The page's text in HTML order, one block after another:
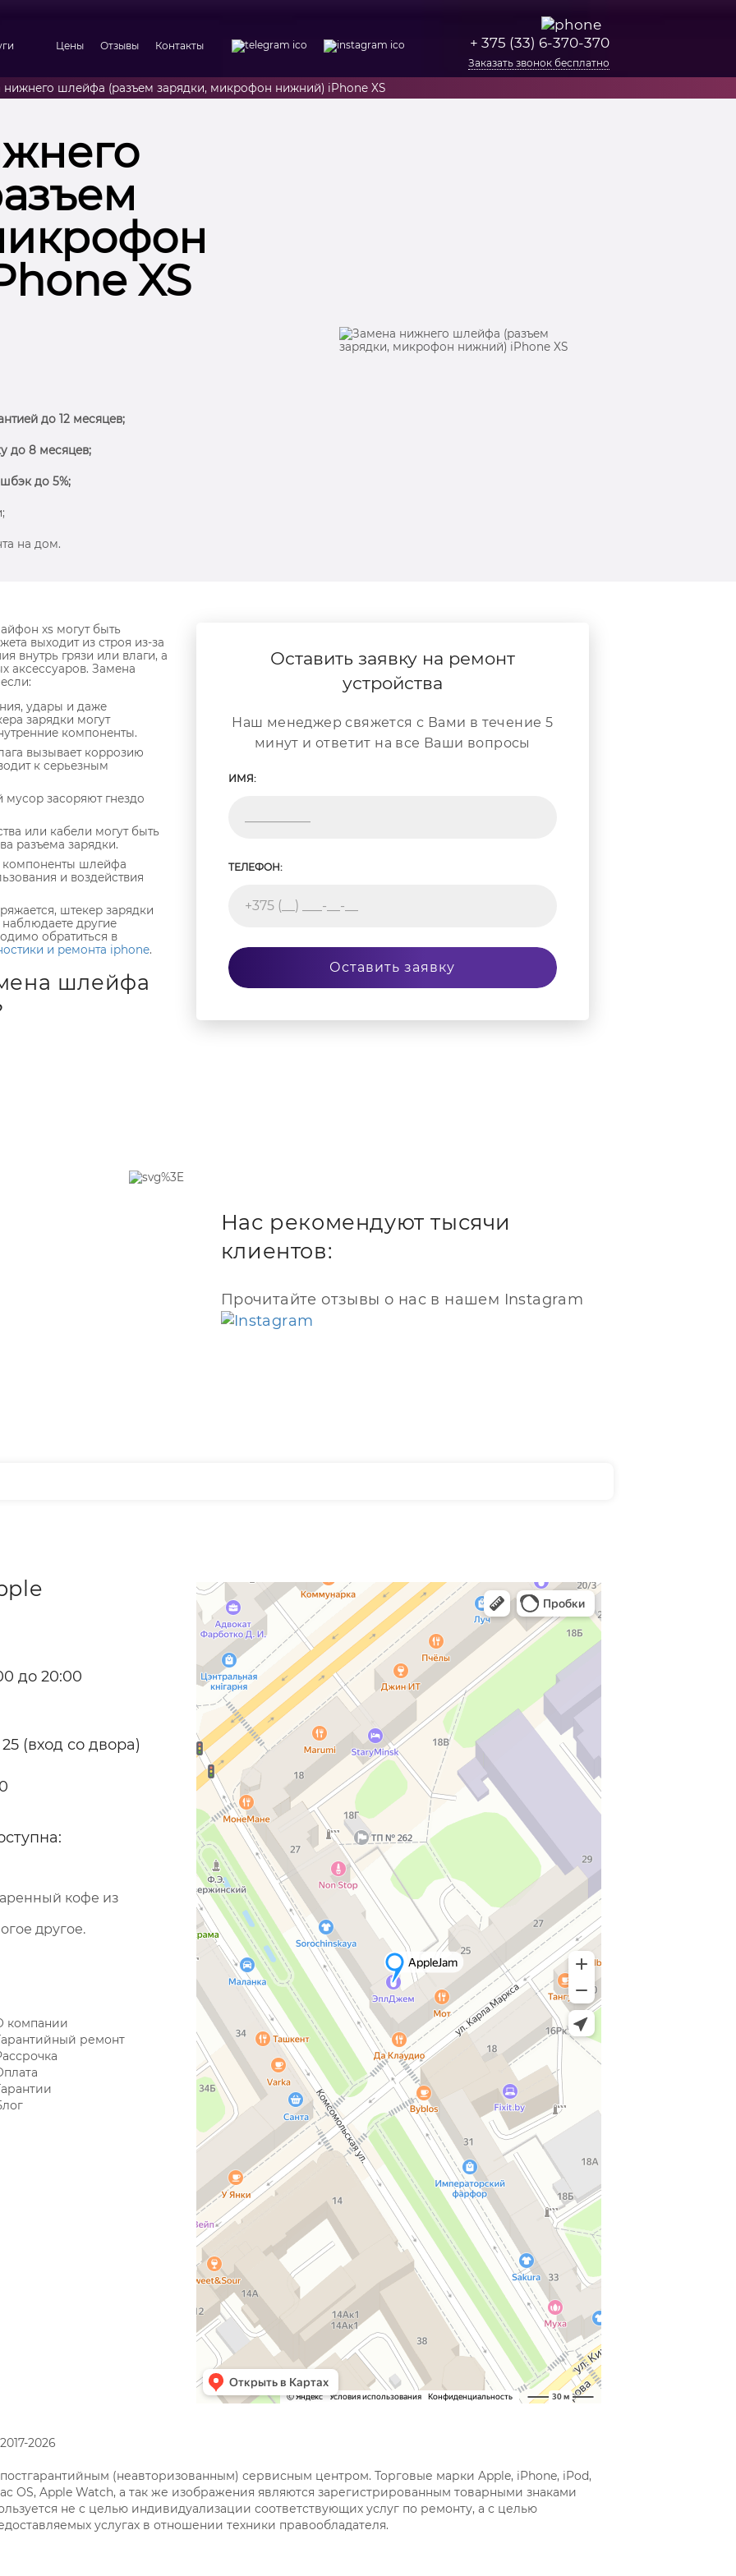
Цены Отзывы Контакты + 375 (33) 6-370-370
Заказать звонок бесплатно
нижнего шлейфа (разъем зарядки, микрофон нижний) iPhone XS
XS
до 12 месяцев;
до 8 месяцев;
до 5%;
на дом.
xs могут быть
выходит из строя из-за
внутрь грязи или влаги, а
аксессуаров. Замена
удары и даже
зарядки могут
компоненты.
вызывает коррозию
к серьезным
мусор засоряют гнездо
или кабели могут быть
разъема зарядки.
компоненты шлейфа
и воздействия
штекер зарядки
другие
обратиться в
и ремонта iphone.
шлейфа
этапов:
диагностику,
Оставить заявку на ремонт
устройства
Наш менеджер свяжется с Вами в течение 5
минут и ответит на все Ваши вопросы
ИМЯ:
ТЕЛЕФОН:
Оставить заявку
Нас рекомендуют тысячи
клиентов:
Прочитайте отзывы о нас в нашем Instagram
до 20:00
(вход со двора)
кофе из
другое.
компании
ремонт
2026
(неавторизованным) сервисным центром. Торговые марки Apple, iPhone, iPod,
OS, Apple Watch, а так же изображения являются зарегистрированным товарными знаками
не с целью индивидуализации соответствующих услуг по ремонту, а с целью
услугах в отношении техники правообладателя.